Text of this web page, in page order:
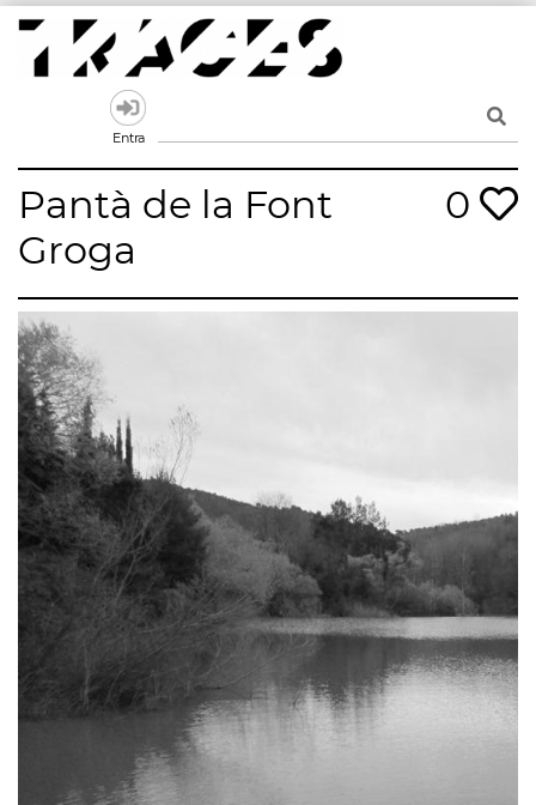
Skip
content
Un mapa de la memòria obert a tothom
Entra
Pantà de la Font
Groga
0